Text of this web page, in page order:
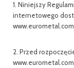
1. Niniejszy
internetowego
2. Przed